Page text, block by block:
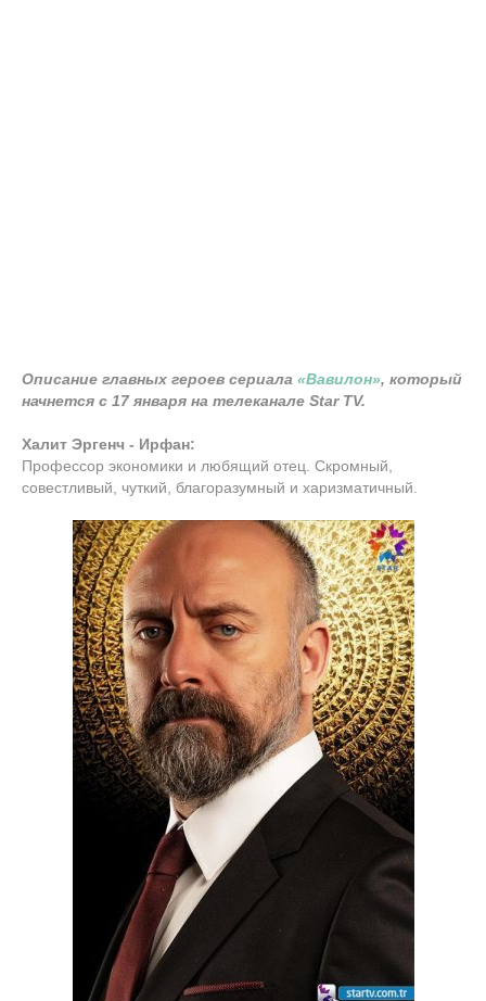
Описание главных героев сериала «Вавилон», который
начнется с 17 января на телеканале Star TV.
Халит Эргенч - Ирфан:
Профессор экономики и любящий отец. Скромный,
совестливый, чуткий, благоразумный и харизматичный.